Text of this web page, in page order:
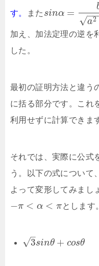
す。 また sinα =
a2
−−
√
加え、加法定理の逆を
した。
最初の証明方法と違う
に括る部分です。これ
利用せずに計算できま
それでは、実際に公式
う。以下の式について
よって変形してみまし
−π < α < πとします
3
–
√ sinθ + cosθ